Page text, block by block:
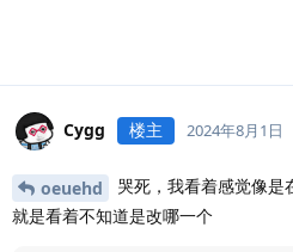
Cygg 楼主 2024年8月1日
oeuehd
哭死，我看着感觉像
就是看着不知道是改哪一个